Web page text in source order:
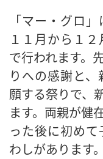
「マー・グロ
１１月から１
で行われます。
りへの感謝と
願する祭りで、
ます。両親が健
った後に初め
わしがあります。